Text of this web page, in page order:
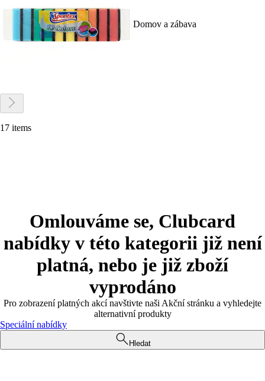
Domov a zábava
17 items
Omlouváme se, Clubcard
nabídky v této kategorii již není
platná, nebo je již zboží
vyprodáno
Pro zobrazení platných akcí navštivte naši Akční stránku a vyhledejte
alternativní produkty
Speciální nabídky
Hledat